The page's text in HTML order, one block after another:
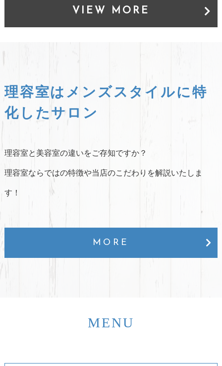
VIEW MORE
理容室はメンズスタイルに特
化したサロン
理容室と美容室の違いをご存知ですか？
理容室ならではの特徴や当店のこだわりを解説いたしま
す！
MORE
MENU